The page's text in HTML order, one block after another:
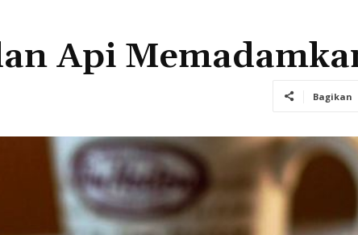
Api
Bagikan